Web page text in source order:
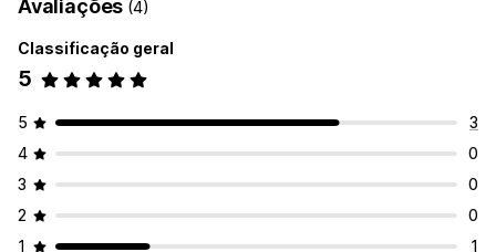
Personalização
APIs Sincronização automática de dados
Avaliações (4)
Classificação geral
5
5
3
4
0
3
0
2
0
1
1